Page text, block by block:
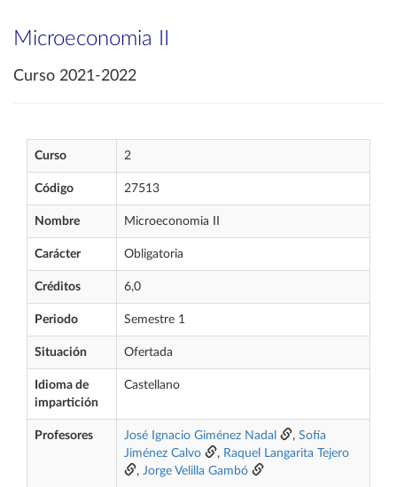
Microeconomia II
Curso 2021-2022
Curso 2
Código 27513
Nombre Microeconomia II
Carácter Obligatoria
Créditos 6,0
Periodo Semestre 1
Situación Ofertada
Idioma de
impartición
Castellano
Profesores José Ignacio Giménez Nadal , Sofía
Jiménez Calvo
, Raquel Langarita Tejero
, Jorge Velilla Gambó